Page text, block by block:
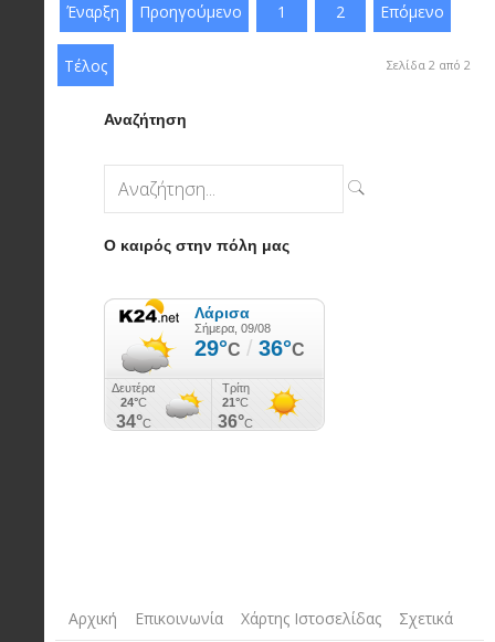
Έναρξη Προηγούμενο 1 2 Επόμενο
Τέλος Σελίδα 2 από 2
Αναζήτηση
Ο καιρός στην πόλη μας
Αρχική Επικοινωνία Χάρτης Ιστοσελίδας Σχετικά